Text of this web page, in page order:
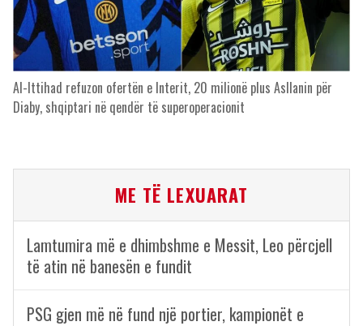
Al-Ittihad refuzon ofertën e Interit, 20 milionë plus Asllanin për
Diaby, shqiptari në qendër të superoperacionit
ME TË LEXUARAT
Lamtumira më e dhimbshme e Messit, Leo përcjell
të atin në banesën e fundit
PSG gjen më në fund një portier, kampionët e